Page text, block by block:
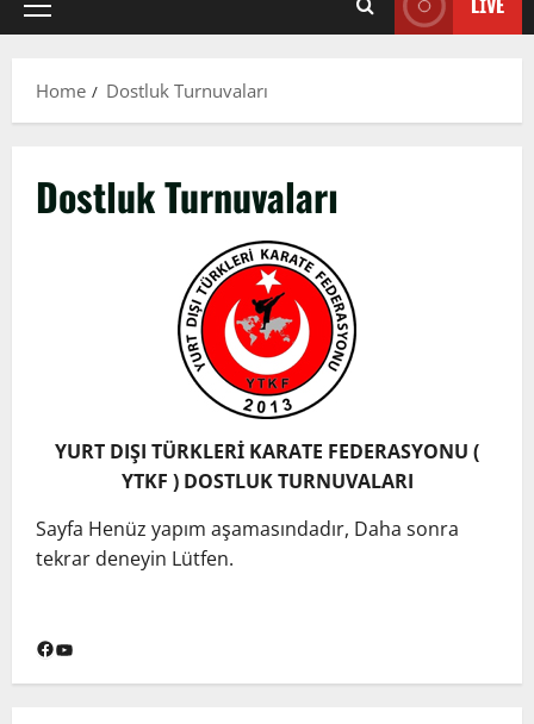
Primary
Home Dostluk Turnuvaları
Dostluk Turnuvaları
YURT DIŞI TÜRKLERİ KARATE FEDERASYONU (
YTKF ) DOSTLUK TURNUVALARI
Sayfa Henüz yapım aşamasındadır, Daha sonra
tekrar deneyin Lütfen.
Facebook
YouTube